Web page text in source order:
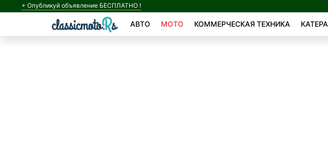
+ Опубликуй объявление БЕСПЛАТНО !
АВТО МОТО КОММЕРЧЕСКАЯ ТЕХНИКА КАТЕРА